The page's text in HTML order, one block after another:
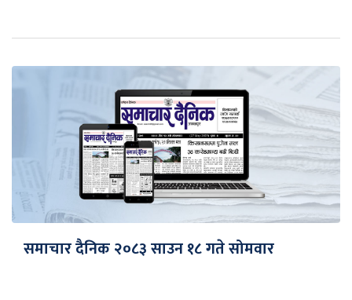
समाचार दैनिक २०८३ साउन १८ गते सोमवार